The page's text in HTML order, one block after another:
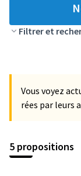
Filtrer et
Vous voyez
rées par leurs
5 propositions